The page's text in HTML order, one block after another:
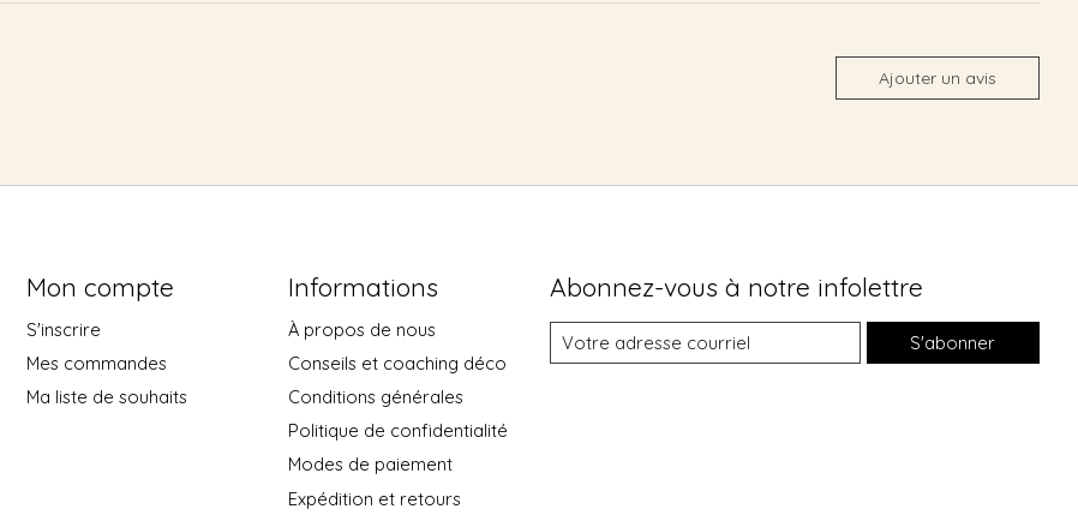
Ajouter un avis
Mon compte
S'inscrire
Mes commandes
Ma liste de souhaits
Informations
À propos de nous
Conseils et coaching déco
Conditions générales
Politique de confidentialité
Modes de paiement
Expédition et retours
Abonnez-vous à notre infolettre
S'abonner